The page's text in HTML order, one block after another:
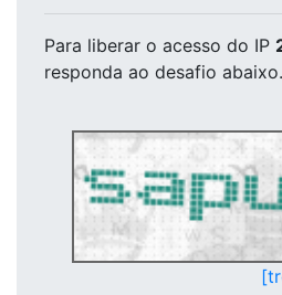
Para liberar o acesso do IP
responda ao desafio abaixo.